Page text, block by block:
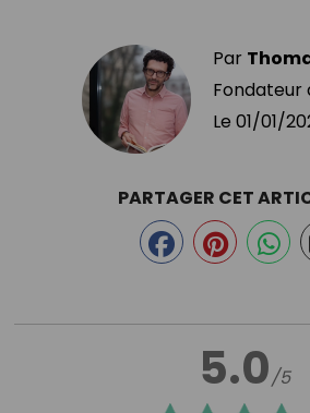
Par
Fondateur
Le 01/01/
5.0/5
PARTAGER CET